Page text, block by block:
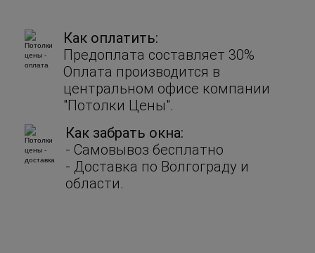
Как оплатить:
Предоплата составляет 30%
Оплата производится в
центральном офисе компании
"Потолки Цены".
Как забрать окна:
- Cамовывоз бесплатно
- Доставка по Волгограду и
области.